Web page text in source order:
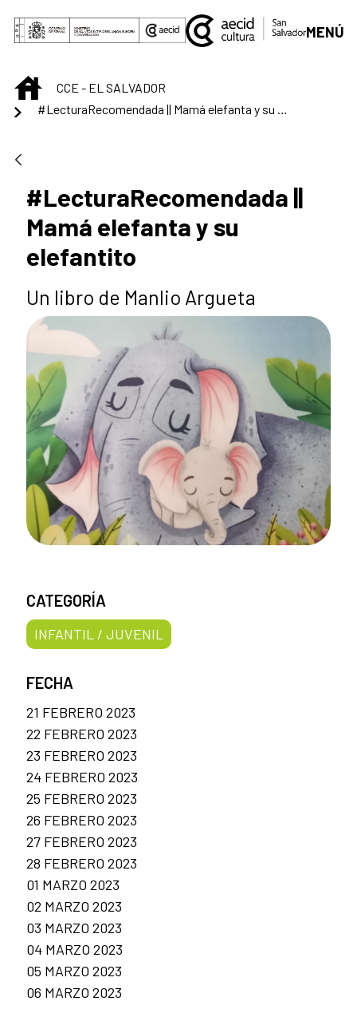
Saltar al contenido principal
MENÚ
INICIOCCE - EL SALVADOR
#LecturaRecomendada ||
Mamá elefanta y su
elefantito
Un libro de Manlio Argueta
CATEGORÍA
INFANTIL / JUVENIL
FECHA
21 FEBRERO 2023
22 FEBRERO 2023
23 FEBRERO 2023
24 FEBRERO 2023
25 FEBRERO 2023
26 FEBRERO 2023
27 FEBRERO 2023
28 FEBRERO 2023
01 MARZO 2023
02 MARZO 2023
03 MARZO 2023
04 MARZO 2023
05 MARZO 2023
06 MARZO 2023